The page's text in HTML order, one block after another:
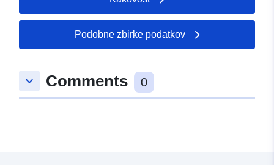
Podobne zbirke podatkov
keyboard_arrow_down Comments 0